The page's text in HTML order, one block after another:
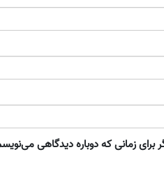
برای زمانی که دوباره دیدگاهی